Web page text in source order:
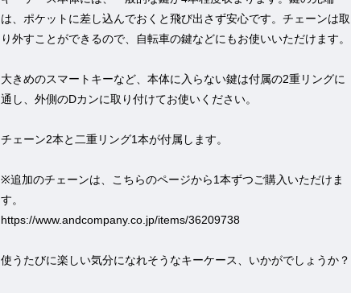
は、ポケットに差し込んでおくと飛び出さず安心です。チェーンは取
り外すことができるので、自転車の鍵などにもお使いいただけます。
大きめのスマートキーなど、本体に入らない鍵は付属の2重リングに
通し、外側のDカンに取り付けてお使いください。
チェーン2本と二重リング1本が付属します。
※追加のチェーンは、こちらのページから1本ずつご購入いただけま
す。
https://www.andcompany.co.jp/items/36209738
使うたびに楽しい気分になれそうなキーケース、いかがでしょうか？